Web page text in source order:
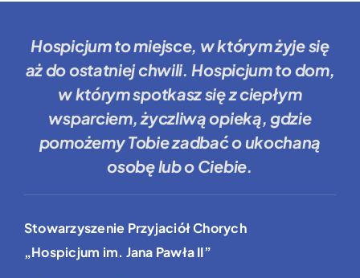
Hospicjum to miejsce, w którym żyje się
aż do ostatniej chwili. Hospicjum to dom,
w którym spotkasz się z ciepłym
wsparciem, życzliwą opieką, gdzie
pomożemy Tobiezadbać o ukochaną
osobę lub o Ciebie.
Stowarzyszenie Przyjaciół Chorych
„Hospicjum im. Jana Pawła II”